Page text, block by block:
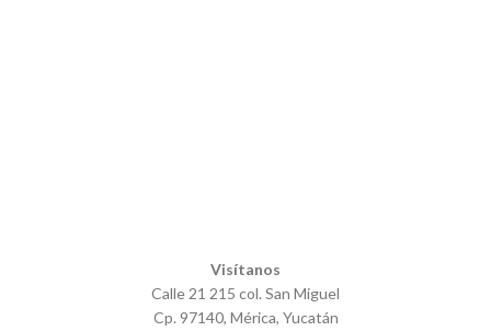
Visítanos
Calle 21 215 col. San Miguel
Cp. 97140, Mérica, Yucatán